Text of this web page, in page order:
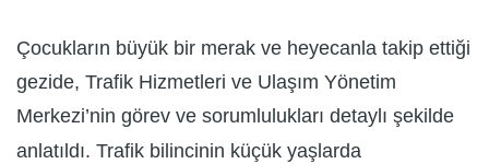
Çocukların büyük bir merak ve heyecanla takip ettiği
gezide, Trafik Hizmetleri ve Ulaşım Yönetim
Merkezi’nin görev ve sorumlulukları detaylı şekilde
anlatıldı. Trafik bilincinin küçük yaşlarda